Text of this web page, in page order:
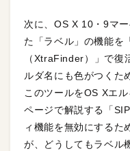
次に、OS X 10・9マ
た「ラベル」の機能を
（XtraFinder）」で復
ルダ名にも色がつくた
このツールをOS Xエ
ページで解説する「
ィ機能を無効にするた
が、どうしてもラベル